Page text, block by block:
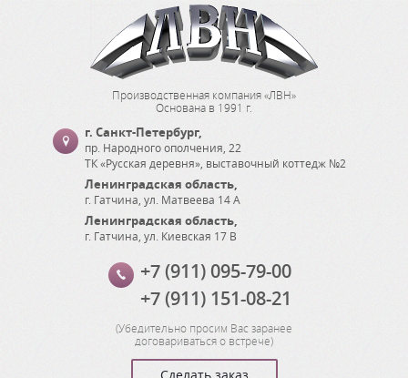
Производственная компания «ЛВН»
Основана в 1991 г.
г. Санкт-Петербург,
пр. Народного ополчения, 22
ТК «Русская деревня», выставочный коттедж №2
Ленинградская область,
г. Гатчина ул. Матвеева 14 А
Ленинградская область,
г. Гатчина ул. Киевская 17 В
+7 (911) 095-79-00
+7 (911) 151-08-21
(Убедительно просим Вас заранее
договариваться о встрече)